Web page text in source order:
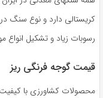
کپی
لینک
کریستالی دارد و نوع سنگ
رسوبات زیاد و تشکیل انواع
قیمت گوجه فرنگی ریز
محصولات کشاورزی با